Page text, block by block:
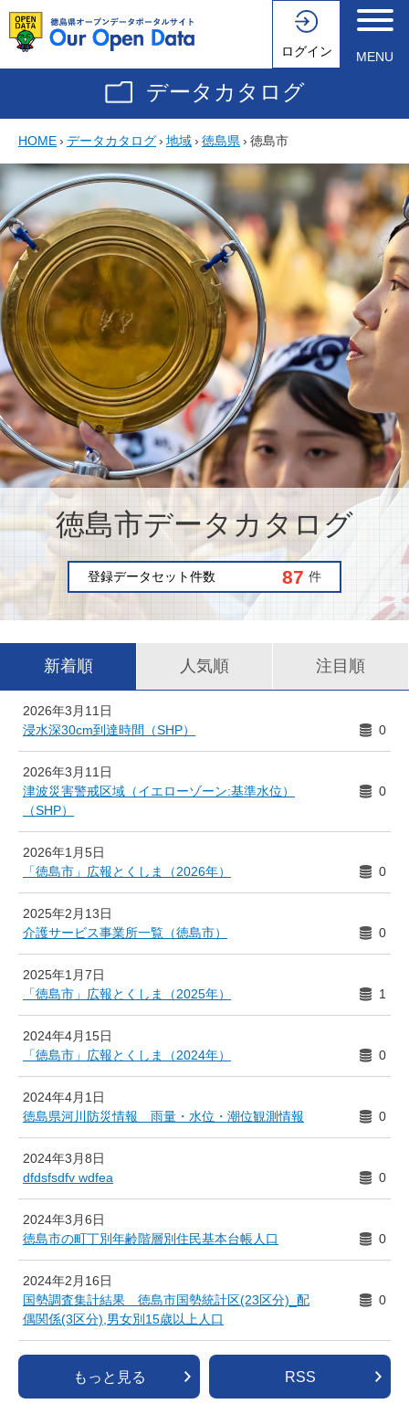
ログイン MENU
データカタログ
HOME› データカタログ› 地域› 徳島県 › 徳島市
徳島市データカタログ
登録データセット件数 87 件
新着順 人気順 注目順
2026年3月11日
浸水深30cm到達時間（SHP）
0
2026年3月11日
津波災害警戒区域（イエローゾーン:基準水位）
（SHP）
0
2026年1月5日
「徳島市」広報とくしま（2026年）
0
2025年2月13日
介護サービス事業所一覧（徳島市）
0
2025年1月7日
「徳島市」広報とくしま（2025年）
1
2024年4月15日
「徳島市」広報とくしま（2024年）
0
2024年4月1日
徳島県河川防災情報 雨量・水位・潮位観測情報
0
2024年3月8日
dfdsfsdfv wdfea
0
2024年3月6日
徳島市の町丁別年齢階層別住民基本台帳人口
0
2024年2月16日
国勢調査集計結果 徳島市国勢統計区(23区分)_配
偶関係(3区分),男女別15歳以上人口
0
もっと見る RSS